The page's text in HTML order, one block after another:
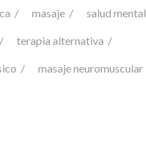
masaje salud mental
terapia alternativa
masaje neuromuscular